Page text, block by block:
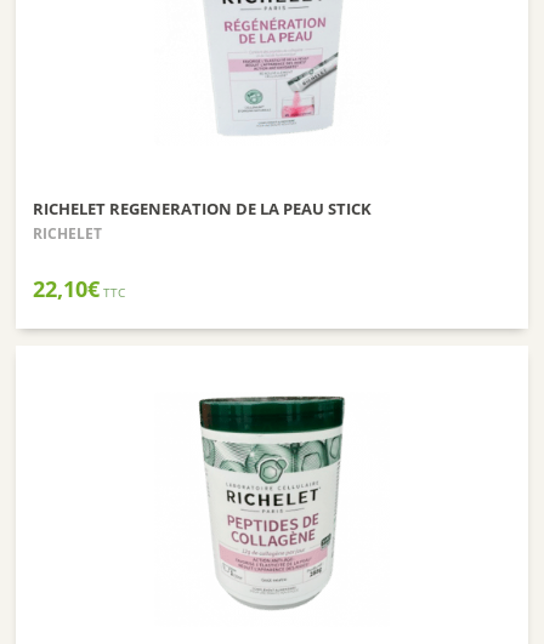
RICHELET REGENERATION DE LA PEAU STICK
RICHELET
22,10€ TTC